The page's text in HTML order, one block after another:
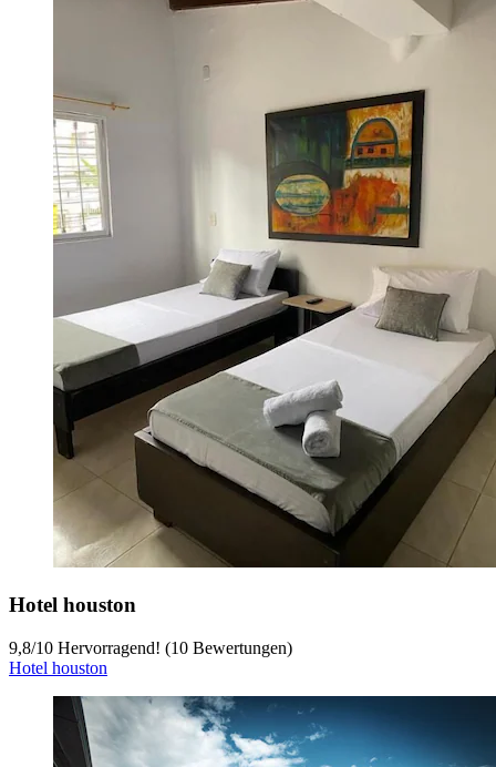
Hotel houston
9,8/10 Hervorragend! (10 Bewertungen)
Hotel houston